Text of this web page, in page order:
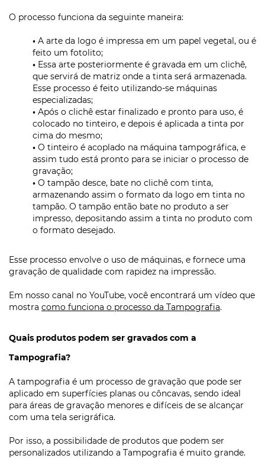
O processo funciona da seguinte maneira:
• A arte da logo é impressa em um papel vegetal, ou é
feito um fotolito;
• Essa arte posteriormente é gravada em um clichê,
que servirá de matriz onde a tinta será armazenada.
Esse processo é feito utilizando-se máquinas
especializadas;
• Após o clichê estar finalizado e pronto para uso, é
colocado no tinteiro, e depois é aplicada a tinta por
cima do mesmo;
• O tinteiro é acoplado na máquina tampográfica, e
assim tudo está pronto para se iniciar o processo de
gravação;
• O tampão desce, bate no clichê com tinta,
armazenando assim o formato da logo em tinta no
tampão. O tampão então bate no produto a ser
impresso, depositando assim a tinta no produto com
o formato desejado.
Esse processo envolve o uso de máquinas, e fornece uma
gravação de qualidade com rapidez na impressão.
Em nosso canal no YouTube, você encontrará um vídeo que
mostra como funciona o processo da Tampografia.
Quais produtos podem ser gravados com a
Tampografia?
A tampografia é um processo de gravação que pode ser
aplicado em superfícies planas ou côncavas, sendo ideal
para áreas de gravação menores e difíceis de se alcançar
com uma tela serigráfica.
Por isso, a possibilidade de produtos que podem ser
personalizados utilizando a Tampografia é muito grande.